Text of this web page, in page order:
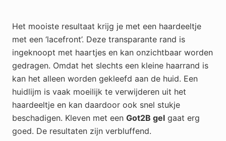
Het mooiste resultaat krijg je met een haardeeltje
met een ‘lacefront’. Deze transparante rand is
ingeknoopt met haartjes en kan onzichtbaar worden
gedragen. Omdat het slechts een kleine haarrand is
kan het alleen worden gekleefd aan de huid. Een
huidlijm is vaak moeilijk te verwijderen uit het
haardeeltje en kan daardoor ook snel stukje
beschadigen. Kleven met een Got2B gel gaat erg
goed. De resultaten zijn verbluffend.